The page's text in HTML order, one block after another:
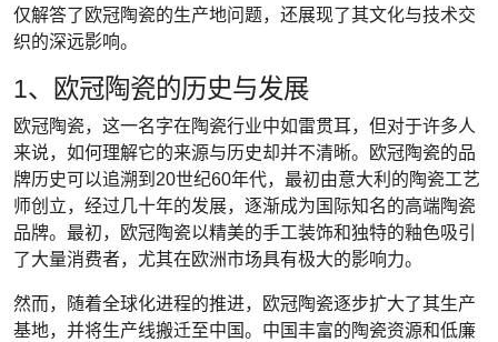
仅解答了欧冠陶瓷的生产地问题，还展现了其文化与技术交
织的深远影响。
1、欧冠陶瓷的历史与发展
欧冠陶瓷，这一名字在陶瓷行业中如雷贯耳，但对于许多人
来说，如何理解它的来源与历史却并不清晰。欧冠陶瓷的品
牌历史可以追溯到20世纪60年代，最初由意大利的陶瓷工艺
师创立，经过几十年的发展，逐渐成为国际知名的高端陶瓷
品牌。最初，欧冠陶瓷以精美的手工装饰和独特的釉色吸引
了大量消费者，尤其在欧洲市场具有极大的影响力。
然而，随着全球化进程的推进，欧冠陶瓷逐步扩大了其生产
基地，并将生产线搬迁至中国。中国丰富的陶瓷资源和低廉